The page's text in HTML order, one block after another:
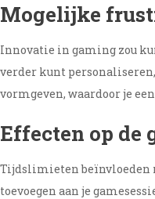
Mogelijke
Innovatie in gaming zou
verder kunt
vormgeven, waardoor je
Effecten op de
Tijdslimieten beïnvloeden
toevoegen aan je